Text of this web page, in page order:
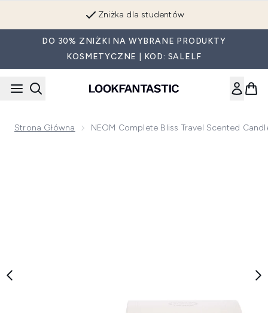
Zniżka dla studentów
DO 30% ZNIŻKI NA WYBRANE PRODUKTY
KOSMETYCZNE | KOD: SALELF
Strona Główna NEOM Complete Bliss Travel Scented